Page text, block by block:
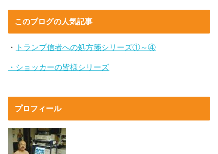
このブログの人気記事
・ トランプ信者への処方箋シリーズ①～④
・ショッカーの皆様シリーズ
プロフィール